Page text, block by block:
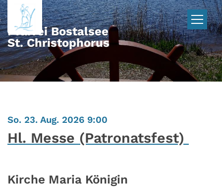
Zum Inhalt springen
Pfarrei Bostalsee
St. Christophorus
So. 23. Aug. 2026 9:00
Hl. Messe (Patronatsfest)
Kirche Maria Königin